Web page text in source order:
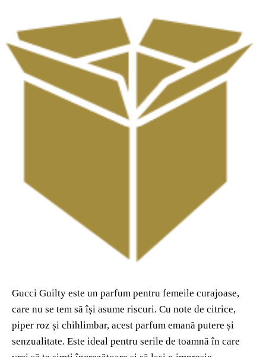
Gucci Guilty este un parfum pentru femeile curajoase,
care nu se tem să își asume riscuri. Cu note de citrice,
piper roz și chihlimbar, acest parfum emană putere și
senzualitate. Este ideal pentru serile de toamnă în care